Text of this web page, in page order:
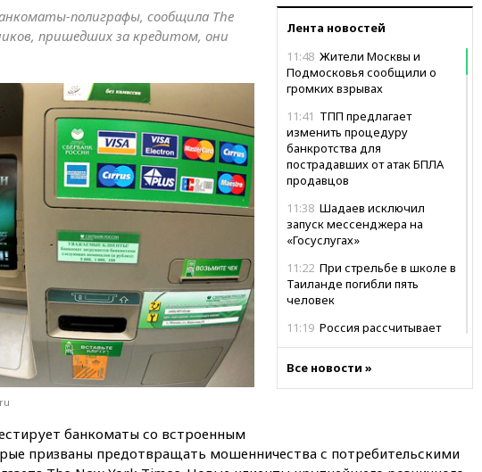
Лента новостей
11:48 Жители Москвы и
Подмосковья сообщили о
громких взрывах
11:41 ТПП предлагает
изменить процедуру
банкротства для
пострадавших от атак БПЛА
продавцов
11:38 Шадаев исключил
запуск мессенджера на
«Госуслугах»
11:22 При стрельбе в школе в
Таиланде погибли пять
человек
11:19 Россия рассчитывает
Малайзией
10:59 Торговые центры и кафе
Все новости »
полиграфы, сообщила The
пришедших за кредитом, они
банкоматы со встроенным
призваны предотвращать мошенничества с потребительскими